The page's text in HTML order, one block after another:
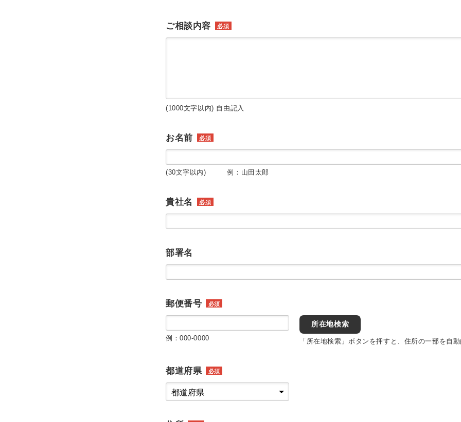
ご相談内容 必須
(1000文字以内) 自由記入
お名前 必須
(30文字以内) 例：山田太郎
貴社名 必須
部署名
郵便番号 必須
例：000-0000
所在地検索
「所在地検索」ボタンを押すと、住所の一部を自動
都道府県 必須